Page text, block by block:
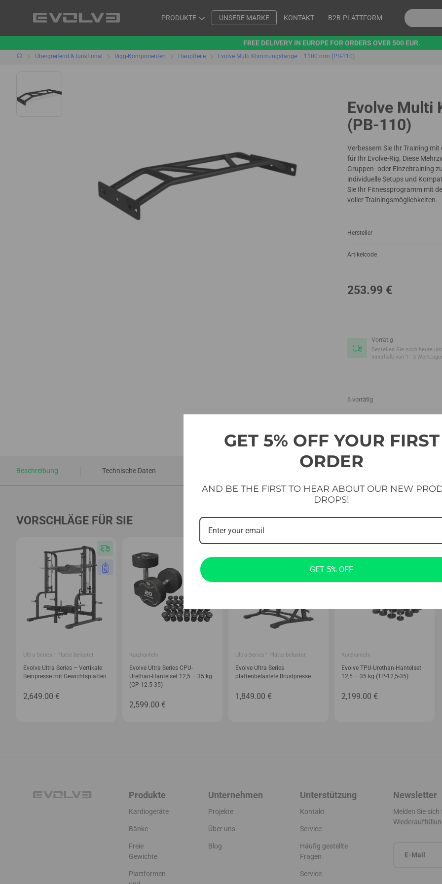
PRODUKTE UNSERE MARKE KONTAKT B2B-PLATTFORM
FREE DELIVERY IN EUROPE FOR ORDERS OVER 500 EUR.
Übergreifend & funktional Rigg-Komponenten Hauptteile Evolve Multi Klimmzugstange – 1100 mm (PB-110)
Evolve Multi
(PB-110)
Verbessern Sie Ihr Training
für Ihr Evolve-Rig. Diese
Gruppen- oder Einzeltraining
individuelle Setups und
Sie Ihr Fitnessprogramm mit
voller Trainingsmöglichkeiten.
Hersteller
Artikelcode
253.99 €
Vorrätig
Bestellen Sie noch heute
innerhalb von 1 - 3
6 vorrätig
Beschreibung Technische Daten
VORSCHLÄGE FÜR SIE
Ultra Series™ Platte belastet
Evolve Ultra Series – Vertikale
Beinpresse mit Gewichtsplatten
2,649.00 €
Kurzhanteln
Evolve Ultra Series CPU-
Urethan-Hantelset 12,5 – 35 kg
(CP-12.5-35)
2,599.00 €
Ultra Series™ Platte belastet
Evolve Ultra Series
plattenbelastete Brustpresse
1,849.00 €
Kurzhanteln
Evolve TPU-Urethan-Hantelset
12,5 – 35 kg (TP-12,5-35)
2,199.00 €
Produkte
Kardiogeräte
Bänke
Freie
Gewichte
Plattformen
Unternehmen
Projekte
Über uns
Blog
Unterstützung
Kontakt
Service
Häufig gestellte
Fragen
Service
Newsletter
Melden Sie
GET 5% OFF YOUR FIRST
ORDER
AND BE THE FIRST TO HEAR ABOUT OUR NEW
DROPS!
GET 5% OFF